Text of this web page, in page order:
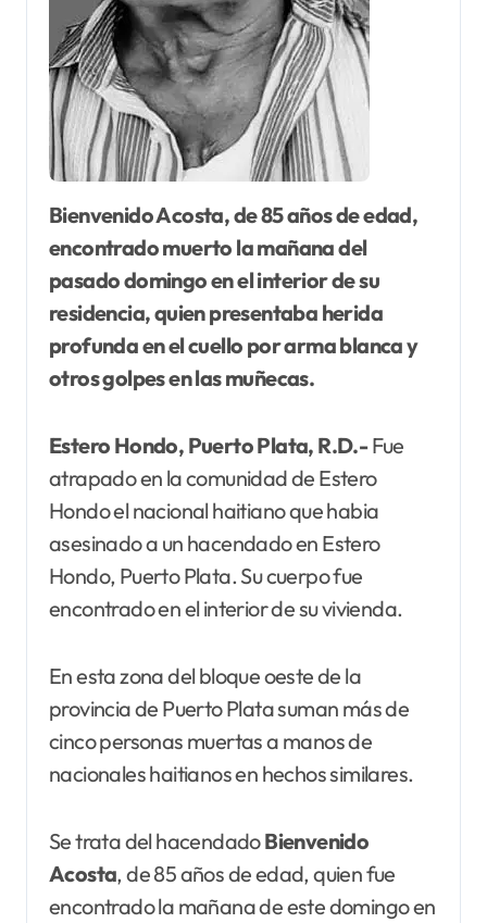
Bienvenido Acosta, de 85 años de edad,
encontrado muerto la mañana del
pasado domingo en el interior de su
residencia, quien presentaba herida
profunda en el cuello por arma blanca y
otros golpes en las muñecas.
Estero Hondo, Puerto Plata, R.D.-Fue
atrapado en la comunidad de Estero
Hondo el nacional haitiano que habia
asesinado a un hacendado en Estero
Hondo, Puerto Plata. Su cuerpo fue
encontrado en el interior de su vivienda.
En esta zona del bloque oeste de la
provincia de Puerto Plata suman más de
cinco personas muertas a manos de
nacionales haitianos en hechos similares.
Se trata del hacendadoBienvenido
Acosta, de 85 años de edad, quien fue
encontrado la mañana de este domingo en